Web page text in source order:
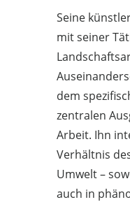
Seine
mit seiner
dem
zentralen
Arbeit. Ihn
Verhältnis
Umwelt –
auch in